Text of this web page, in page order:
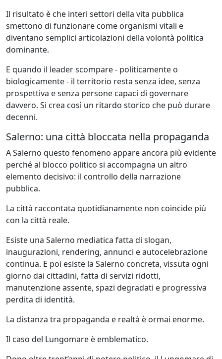
Il risultato è che interi settori della vita pubblica
smettono di funzionare come organismi vitali e
diventano semplici articolazioni della volontà politica
dominante.
E quando il leader scompare - politicamente o
biologicamente - il territorio resta senza idee, senza
prospettiva e senza persone capaci di governare
davvero. Si crea così un ritardo storico che può durare
decenni.
Salerno: una città bloccata nella propaganda
A Salerno questo fenomeno appare ancora più evidente
perché al blocco politico si accompagna un altro
elemento decisivo: il controllo della narrazione
pubblica.
La città raccontata quotidianamente non coincide più
con la città reale.
Esiste una Salerno mediatica fatta di slogan,
inaugurazioni, rendering, annunci e autocelebrazione
continua. E poi esiste la Salerno concreta, vissuta ogni
giorno dai cittadini, fatta di servizi ridotti,
manutenzione assente, spazi degradati e progressiva
perdita di identità.
La distanza tra propaganda e realtà è ormai enorme.
Il caso del Lungomare è emblematico.